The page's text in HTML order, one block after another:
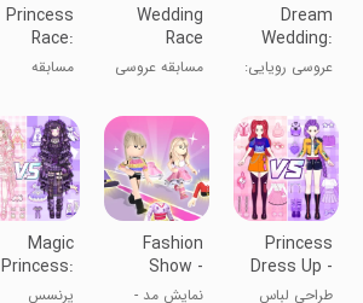
Dream
Wedding:
Dress &
Impress
عروسی رویایی:
خوشحال کردن
Wedding
Race
Fashion
Wedding
مسابقه عروسی
عروسی
Princess
Race:
Wedding
مسابقه
بازی‌های
عروسی
Princess
Dress Up -
Sweet Doll
طراحی لباس
Fashion
Show -
Catwalk
نمایش مد -
Magic
Princess:
Dress Up
پرنسس